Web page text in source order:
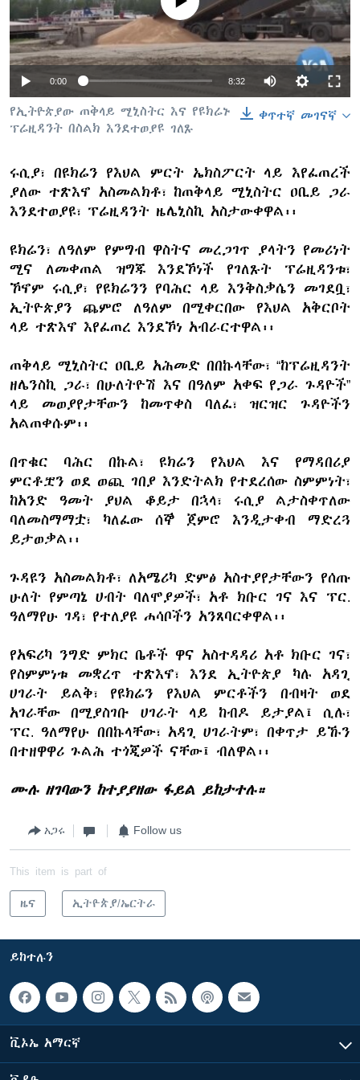
ቋንቋዎች
0:00 8:32
ቀጥተኛ መገናኛ
የኢትዮጵያው ጠቅላይ ሚኒስትር እና የዩክሬኑ
ፕሬዚዳንት በስልክ እንደተወያዩ ገለጹ
ሩሲያ፣ በዩክሬን የእህል ምርት ኤክስፖርት ላይ እየፈጠረች
ያለው ተጽእኖ አስመልክቶ፣ ከጠቅላይ ሚኒስትር ዐቢይ ጋራ
እንደተወያዩ፣ ፕሬዚዳንት ዜሌኒስኪ አስታውቀዋል፡፡
ዩክሬን፣ ለዓለም የምግብ ዋስትና መረጋገጥ ያላትን የመሪነት
ሚና ለመቀጠል ዝግጁ እንደኾነች የገለጹት ፕሬዚዳንቱ፣
ኾኖም ሩሲያ፣ የዩክሬንን የባሕር ላይ እንቅስቃሴን መገደቧ፣
ኢትዮጵያን ጨምሮ ለዓለም በሚቀርበው የእህል አቅርቦት
ላይ ተጽእኖ እየፈጠረ እንደኾነ አብራርተዋል፡፡
ጠቅላይ ሚኒስትር ዐቢይ አሕመድ በበኩላቸው፣ “ከፕሬዚዳንት
ዘሌንስኪ ጋራ፣ በሁለትዮሽ እና በዓለም አቀፍ የጋራ ጉዳዮች”
ላይ መወያየታቸውን ከመጥቀስ ባለፈ፣ ዝርዝር ጉዳዮችን
አልጠቀሱም፡፡
በጥቁር ባሕር በኩል፣ ዩክሬን የእህል እና የማዳበሪያ
ምርቶቿን ወደ ወጪ ገበያ እንድትልክ የተደረሰው ስምምነት፣
ከአንድ ዓመት ያህል ቆይታ በኋላ፣ ሩሲያ ልታስቀጥለው
ባለመስማማቷ፣ ካለፈው ሰኞ ጀምሮ እንዲታቀብ ማድረጓ
ይታወቃል፡፡
ጉዳዩን አስመልክቶ፣ ለአሜሪካ ድምፅ አስተያየታቸውን የሰጡ
ሁለት የምጣኔ ሀብት ባለሞያዎች፣ አቶ ክቡር ገና እና ፕር.
ዓለማየሁ ገዳ፣ የተለያዩ ሐሳቦችን አንጸባርቀዋል፡፡
የአፍሪካ ንግድ ምክር ቤቶች ዋና አስተዳዳሪ አቶ ክቡር ገና፣
የስምምነቱ መቋረጥ ተጽእኖ፣ እንደ ኢትዮጵያ ካሉ አዳጊ
ሀገራት ይልቅ፣ የዩክሬን የእህል ምርቶችን በብዛት ወደ
አገራቸው በሚያስገቡ ሀገራት ላይ ከብዶ ይታያል፤ ሲሉ፣
ፕር. ዓለማየሁ በበኩላቸው፣ አዳጊ ሀገራትም፣ በቀጥታ ይኹን
በተዘዋዋሪ ጉልሕ ተጎጂዎች ናቸው፤ ብለዋል፡፡
ሙሉ ዘገባውን ከተያያዘው ፋይል ይከታተሉ።
አጋሩ Follow us
This item is part of
ዜና ኢትዮጵያ/ኤርትራ
ይከተሉን
ቪኦኤ አማርኛ